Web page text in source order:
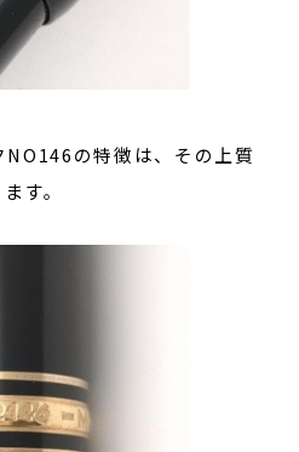
の特徴は、その上質
す。